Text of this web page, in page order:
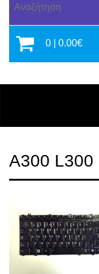
0 | 0.00€
A300 L300